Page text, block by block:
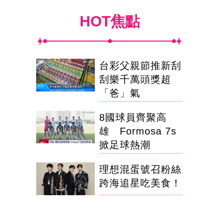
HOT焦點
台彩父親節推新刮
刮樂千萬頭獎超
「爸」氣
8國球員齊聚高
雄 Formosa 7s
掀足球熱潮
理想混蛋號召粉絲
跨海追星吃美食！